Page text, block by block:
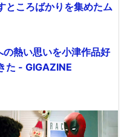
ところばかりを集めたム
の熱い思いを小津作品好
た - GIGAZINE